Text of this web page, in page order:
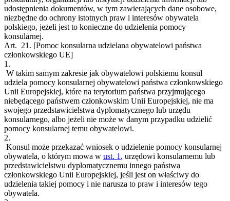
udostępnienia dokumentów, w tym zawierających dane osobowe,
niezbędne do ochrony istotnych praw i interesów obywatela
polskiego, jeżeli jest to konieczne do udzielenia pomocy
konsularnej.
Art. 21. [Pomoc konsularna udzielana obywatelowi państwa
członkowskiego UE]
1.
W takim samym zakresie jak obywatelowi polskiemu konsul
udziela pomocy konsularnej obywatelowi państwa członkowskiego
Unii Europejskiej, które na terytorium państwa przyjmującego
niebędącego państwem członkowskim Unii Europejskiej, nie ma
swojego przedstawicielstwa dyplomatycznego lub urzędu
konsularnego, albo jeżeli nie może w danym przypadku udzielić
pomocy konsularnej temu obywatelowi.
2.
Konsul może przekazać wniosek o udzielenie pomocy konsularnej
obywatela, o którym mowa w ust. 1 , urzędowi konsularnemu lub
przedstawicielstwu dyplomatycznemu innego państwa
członkowskiego Unii Europejskiej, jeśli jest on właściwy do
udzielenia takiej pomocy i nie narusza to praw i interesów tego
obywatela.